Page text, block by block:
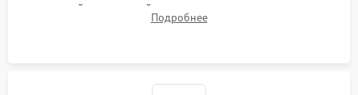
задней или верхней панели для прямого доступа к
нагревательным элементам, плате и вентиляторам.
Подробнее